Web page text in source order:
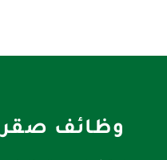
وظائف صقر